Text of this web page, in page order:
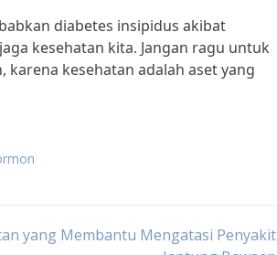
diabetes insipidus akibat
kesehatan kita. Jangan ragu untuk
kesehatan adalah aset yang
yang Membantu Mengatasi Penyakit